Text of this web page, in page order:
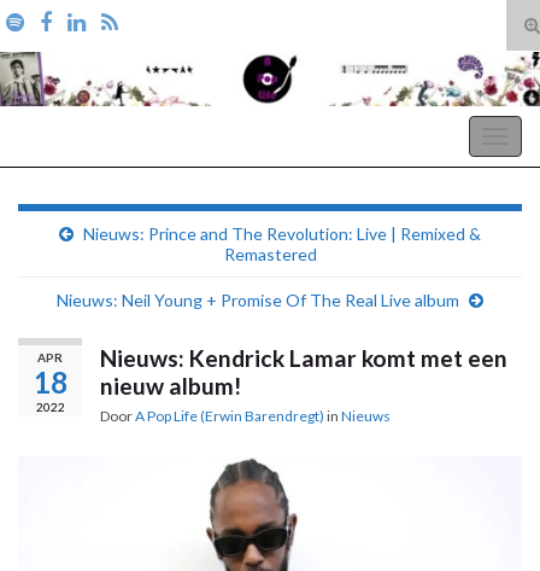
Search for:
Nieuws: Prince and The Revolution: Live | Remixed &
Remastered
Nieuws: Neil Young + Promise Of The Real Live album
APR
18
2022
Nieuws: Kendrick Lamar komt met een
nieuw album!
DoorA Pop Life (Erwin Barendregt) in Nieuws